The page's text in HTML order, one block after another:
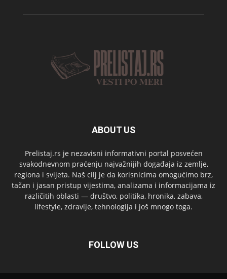
ABOUT US
Prelistaj.rs je nezavisni informativni portal posvećen
svakodnevnom praćenju najvažnijih događaja iz zemlje,
regiona i svijeta. Naš cilj je da korisnicima omogućimo brz,
tačan i jasan pristup vijestima, analizama i informacijama iz
različitih oblasti — društvo, politika, hronika, zabava,
lifestyle, zdravlje, tehnologija i još mnogo toga.
FOLLOW US